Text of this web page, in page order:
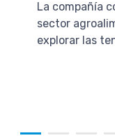
La compañía
sector
explorar las